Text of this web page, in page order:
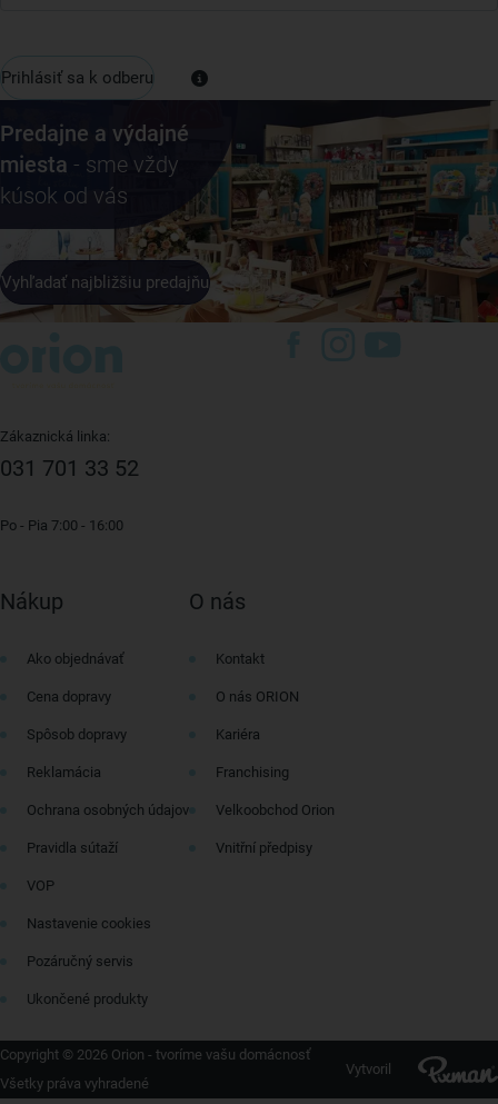
Prihlásiť sa k odberu
Predajne a výdajné
miesta - sme vždy
kúsok od vás
Vyhľadať najbližšiu predajňu
Zákaznická linka:
031 701 33 52
Po - Pia 7:00 - 16:00
Nákup
Ako objednávať
Cena dopravy
Spôsob dopravy
Reklamácia
Ochrana osobných údajov
Pravidla sútaží
VOP
Nastavenie cookies
Pozáručný servis
Ukončené produkty
O nás
Kontakt
O nás ORION
Kariéra
Franchising
Velkoobchod Orion
Vnitřní předpisy
Copyright © 2026 Orion - tvoríme vašu domácnosť
Všetky práva vyhradené
Vytvoril